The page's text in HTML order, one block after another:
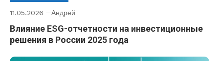
11.05.2026 Андрей
Влияние ESG-отчетности на инвестиционные
решения в России 2025 года